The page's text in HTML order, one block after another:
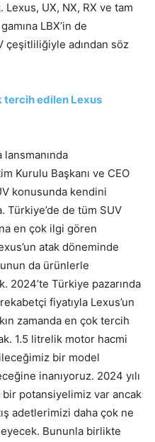
Lexus, UX, NX, RX ve tam
LBX’in de
çeşitliliğiyle adından söz
tercih edilen Lexus
Kurulu Başkanı ve CEO
konusunda kendini
Türkiye’de de tüm SUV
en çok ilgi gören
atak döneminde
da ürünlerle
2024’te Türkiye pazarında
fiyatıyla Lexus’un
zamanda en çok tercih
1.5 litrelik motor hacmi
bir model
inanıyoruz. 2024 yılı
potansiyelimiz var ancak
adetlerimizi daha çok ne
Bununla birlikte